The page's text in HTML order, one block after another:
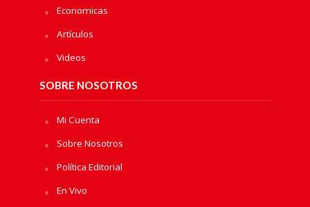
Economicas
Artículos
Videos
SOBRE NOSOTROS
Mi Cuenta
Sobre Nosotros
Política Editorial
En Vivo